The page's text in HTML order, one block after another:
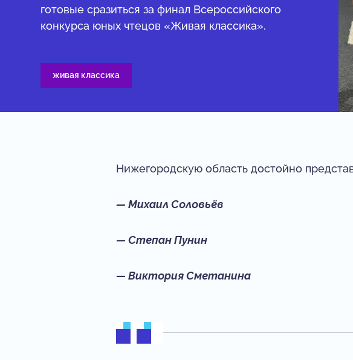
готовые сразиться за финал Всероссийского
конкурса юных чтецов «Живая классика».
живая классика
Нижегородскую область достойно
— Михаил Соловьёв
— Степан Пунин
— Виктория Сметанина